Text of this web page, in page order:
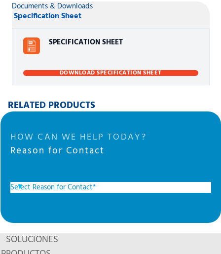
Documents & Downloads
Specification Sheet
SPECIFICATION SHEET
DOWNLOAD SPECIFICATION SHEET
RELATED PRODUCTS
HOW CAN WE HELP TODAY?
Reason for Contact
SOLUCIONES